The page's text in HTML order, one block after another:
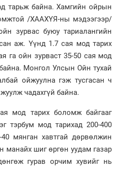
тарьж байна. Хамгийн ойрын
/ХААХҮЯ-ны мэдээгээр/
зурвас буюу тариалангийн
аж. Үүнд 1.7 сая мод тарих
га ойн зурваст 35-50 сая мод
Монгол Улсын Ойн тухай
ойжуулна гэж тусгасан ч
чадахгүй байна.
мод тарих боломж байгааг
тэрбум мод тарихад 200-400
мянган хавтгай дөрвөлжин
манайх шиг өргөн уудам газар
гурав орчим хувийг нь